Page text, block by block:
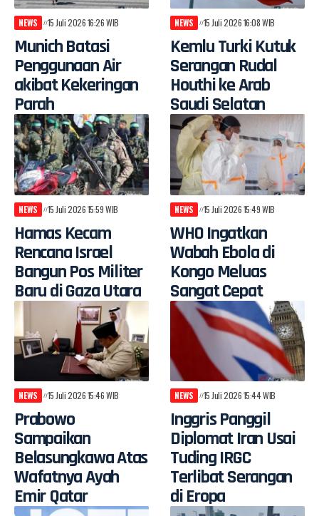
NEWS 15 Juli 2026 16:26 WIB
Munich Batasi
Penggunaan Air
akibat Kekeringan
Parah
NEWS 15 Juli 2026 16:08 WIB
Kemlu Turki Kutuk
Serangan Rudal
Houthi ke Arab
Saudi Selatan
NEWS 15 Juli 2026 15:59 WIB
Hamas Kecam
Rencana Israel
Bangun Pos Militer
Baru di Gaza Utara
NEWS 15 Juli 2026 15:49 WIB
WHO Ingatkan
Wabah Ebola di
Kongo Meluas
Sangat Cepat
NEWS 15 Juli 2026 15:46 WIB
Prabowo
Sampaikan
Belasungkawa Atas
Wafatnya Ayah
Emir Qatar
NEWS 15 Juli 2026 15:44 WIB
Inggris Panggil
Diplomat Iran Usai
Tuding IRGC
Terlibat Serangan
di Eropa